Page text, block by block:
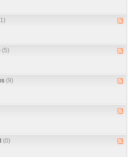
(5)
(9)
(0)